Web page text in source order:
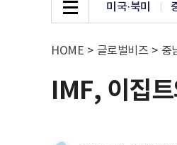
미국·북미
HOME > 글로벌비즈 > 중
IMF, 이집